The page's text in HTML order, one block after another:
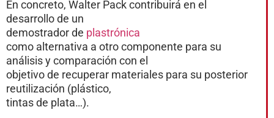
En concreto, Walter Pack contribuirá en el
desarrollo de un
demostrador de plastrónica
como alternativa a otro componente para su
análisis y comparación con el
objetivo de recuperar materiales para su posterior
reutilización (plástico,
tintas de plata…).